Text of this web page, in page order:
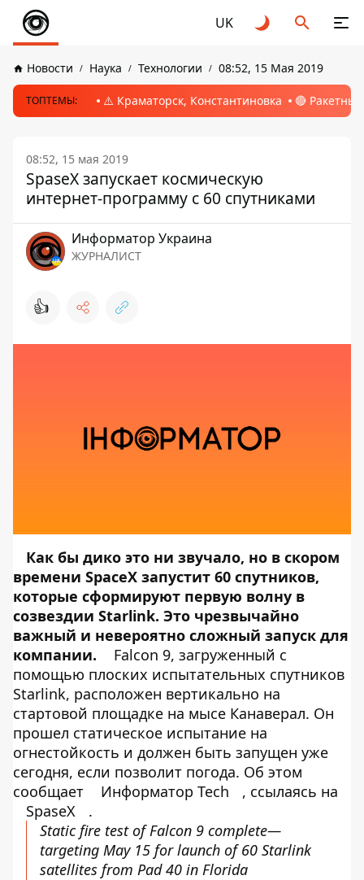
UK
Новости Наука Технологии 08:52, 15 Мая 2019
ТОПТЕМЫ: ⚠️ Краматорск, Константиновка 🔴
08:52, 15 мая 2019
SpaseX запускает космическую
интернет-программу с 60 спутниками
Информатор Украина
ЖУРНАЛИСТ
👍
Как бы дико это ни звучало, но в скором
времени SpaceX запустит 60 спутников,
которые сформируют первую волну в
созвездии Starlink. Это чрезвычайно
важный и невероятно сложный запуск для
компании.
Falcon 9, загруженный с
помощью плоских испытательных спутников
Starlink, расположен вертикально на
стартовой площадке на мысе Канаверал. Он
прошел статическое испытание на
огнестойкость и должен быть запущен уже
сегодня, если позволит погода. Об этом
сообщает
Информатор Tech
, ссылаясь на
SpaseX
.
Static fire test of Falcon 9 complete—
targeting May 15 for launch of 60 Starlink
satellites from Pad 40 in Florida